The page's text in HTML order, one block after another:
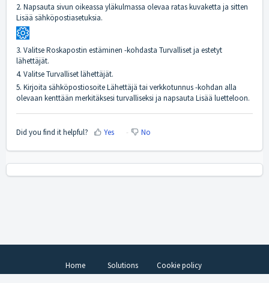
2. Napsauta sivun oikeassa yläkulmassa olevaa ratas kuvaketta ja sitten
Lisää sähköpostiasetuksia.
3. Valitse Roskapostin estäminen -kohdasta Turvalliset ja estetyt
lähettäjät.
4. Valitse Turvalliset lähettäjät.
5. Kirjoita sähköpostiosoite Lähettäjä tai verkkotunnus -kohdan alla
olevaan kenttään merkitäksesi turvalliseksi ja napsauta Lisää luetteloon.
Did you find it helpful? Yes No
Home Solutions Cookie policy